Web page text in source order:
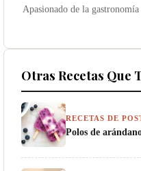
Apasionado de la
Otras Recetas Que
RECETAS DE
Polos de